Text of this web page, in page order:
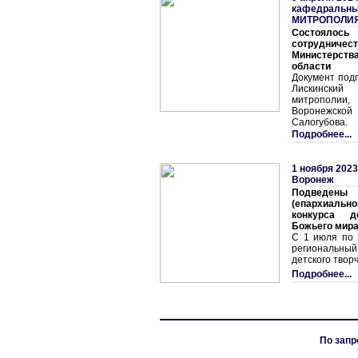
области
Документ
Салогубова.
Подробнее...
1 ноября
Воронеж
Подведены
конкурса
Божьего
С 1 июля по
детского
Подробнее...
По